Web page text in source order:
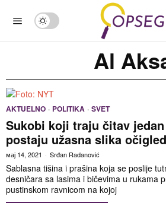
Al
AKTUELNO · POLITIKA · SVET
Sukobi koji traju čitav
postaju užasna slika
мај 14, 2021 Srđan Radanović
Sablasna tišina i prašina koja se poslije
desničara sa lasima i bičevima u rukama
pustinskom ravnicom na kojoj